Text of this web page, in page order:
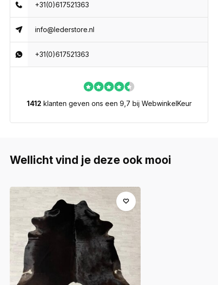
+31(0)617521363
info@lederstore.nl
+31(0)617521363
1412 klanten geven ons een 9,7 bij WebwinkelKeur
Wellicht vind je deze ook mooi